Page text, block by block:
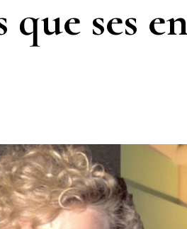
que ses